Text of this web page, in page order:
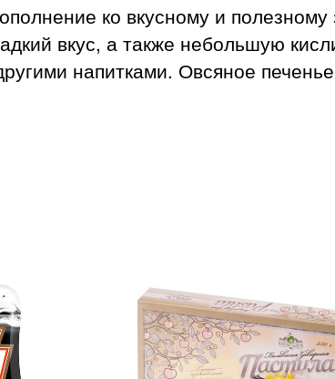
ко вкусному и полезному
вкус, а также небольшую
напитками. Овсяное